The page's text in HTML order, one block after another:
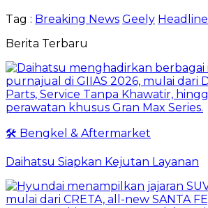
Tag : Breaking News Geely Headline
Berita Terbaru
🛠️ Bengkel & Aftermarket
Daihatsu Siapkan Kejutan Layanan